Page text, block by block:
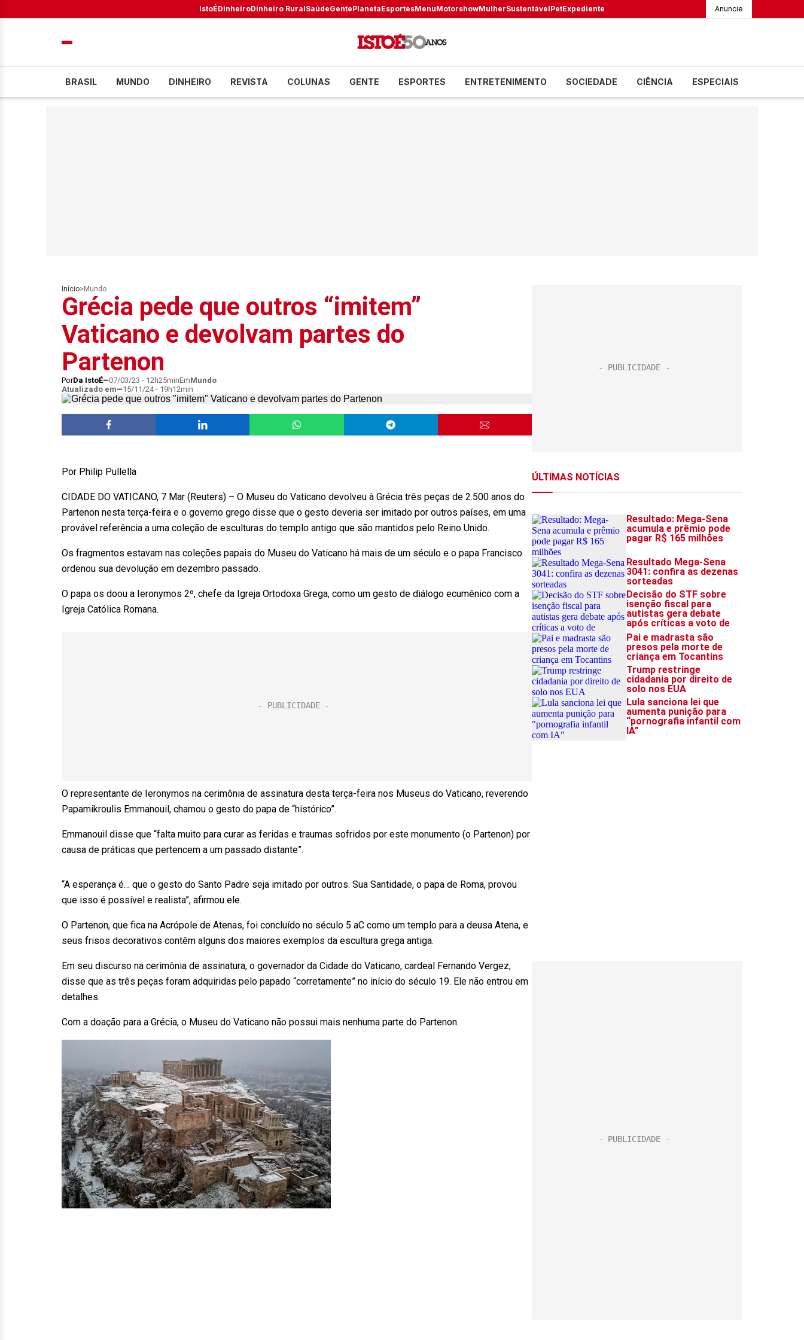
IstoÉDinheiroDinheiro RuralSaúdeGentePlanetaEsportesMenuMotorshowMulherSustentávelPetExpediente Anuncie
BRASIL MUNDO DINHEIRO REVISTA COLUNAS GENTE ESPORTES ENTRETENIMENTO SOCIEDADE CIÊNCIA ESPECIAIS
Início> Mundo
Grécia pede que outros “imitem”
Vaticano e devolvam partes do
Partenon
PorDa IstoÉ 07/03/23 - 12h25minEmMundo
Atualizado em
15/11/24 - 19h12min
Por Philip Pullella
CIDADE DO VATICANO, 7 Mar (Reuters) – O Museu do Vaticano devolveu à Grécia três peças de 2.500 anos do
Partenon nesta terça-feira e o governo grego disse que o gesto deveria ser imitado por outros países, em uma
provável referência a uma coleção de esculturas do templo antigo que são mantidos pelo Reino Unido.
Os fragmentos estavam nas coleções papais do Museu do Vaticano há mais de um século e o papa Francisco
ordenou sua devolução em dezembro passado.
O papa os doou a Ieronymos 2º, chefe da Igreja Ortodoxa Grega, como um gesto de diálogo ecumênico com a
Igreja Católica Romana.
O representante de Ieronymos na cerimônia de assinatura desta terça-feira nos Museus do Vaticano, reverendo
Papamikroulis Emmanouil, chamou o gesto do papa de “histórico”.
Emmanouil disse que “falta muito para curar as feridas e traumas sofridos por este monumento (o Partenon) por
causa de práticas que pertencem a um passado distante”.
“A esperança é… que o gesto do Santo Padre seja imitado por outros. Sua Santidade, o papa de Roma, provou
que isso é possível e realista”, afirmou ele.
O Partenon, que fica na Acrópole de Atenas, foi concluído no século 5 aC como um templo para a deusa Atena, e
seus frisos decorativos contêm alguns dos maiores exemplos da escultura grega antiga.
Em seu discurso na cerimônia de assinatura, o governador da Cidade do Vaticano, cardeal Fernando Vergez,
disse que as três peças foram adquiridas pelo papado “corretamente” no início do século 19. Ele não entrou em
detalhes.
Com a doação para a Grécia, o Museu do Vaticano não possui mais nenhuma parte do Partenon.